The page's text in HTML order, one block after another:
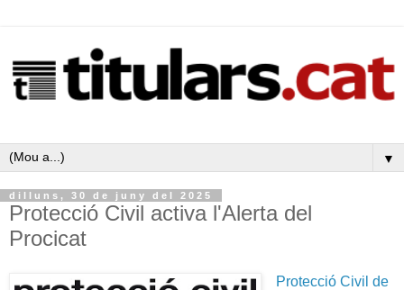
▼
dilluns, 30 de juny del 2025
Protecció Civil activa l'Alerta del
Procicat
Protecció Civil de